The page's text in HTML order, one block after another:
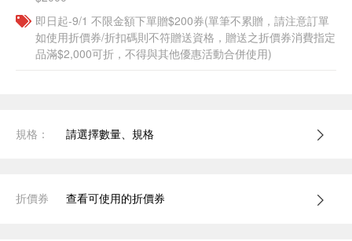
即日起-9/1 不限金額下單贈$200券(單筆不累贈，請注意訂單
如使用折價券/折扣碼則不符贈送資格，贈送之折價券消費指定
品滿$2,000可折，不得與其他優惠活動合併使用)
規格： 請選擇數量、規格
折價券 查看可使用的折價券